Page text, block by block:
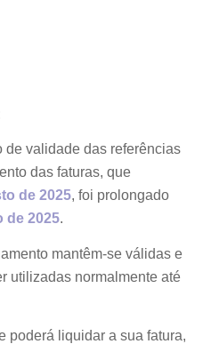
de validade das referências
das faturas, que
de 2025, foi prolongado
de 2025.
mantêm-se válidas e
utilizadas normalmente até
poderá liquidar a sua fatura,